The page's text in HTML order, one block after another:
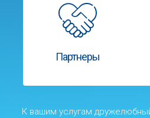
Партнеры
К вашим услугам